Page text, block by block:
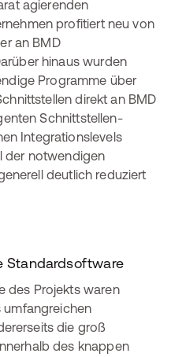
agierenden
profitiert neu von
an BMD
hinaus wurden
Programme über
direkt an BMD
Schnittstellen-
Integrationslevels
der notwendigen
deutlich reduziert
Standardsoftware
des Projekts waren
umfangreichen
die groß
des knappen